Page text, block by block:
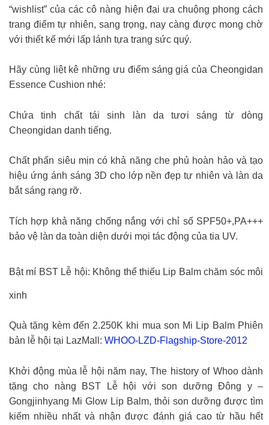
“wishlist” của các cô nàng hiện đại ưa chuộng phong cách
trang điểm tự nhiên, sang trọng, nay càng được mong chờ
với thiết kế mới lấp lánh tựa trang sức quý.
Hãy cùng liệt kê những ưu điểm sáng giá của Cheongidan
Essence Cushion nhé:
Chứa tinh chất tái sinh làn da tươi sáng từ dòng
Cheongidan danh tiếng.
Chất phấn siêu mịn có khả năng che phủ hoàn hảo và tạo
hiệu ứng ánh sáng 3D cho lớp nền đẹp tự nhiên và làn da
bắt sáng rạng rỡ.
Tích hợp khả năng chống nắng với chỉ số SPF50+,PA+++
bảo vệ làn da toàn diện dưới mọi tác động của tia UV.
Bật mí BST Lễ hội: Không thể thiếu Lip Balm chăm sóc môi
xinh
Quà tặng kèm đến 2.250K khi mua son Mi Lip Balm Phiên
bản lễ hội tại LazMall: WHOO-LZD-Flagship-Store-2012
Khởi động mùa lễ hội năm nay, The history of Whoo dành
tặng cho nàng BST Lễ hội với son dưỡng Đông y –
Gongjinhyang Mi Glow Lip Balm, thỏi son dưỡng được tìm
kiếm nhiều nhất và nhận được đánh giá cao từ hầu hết